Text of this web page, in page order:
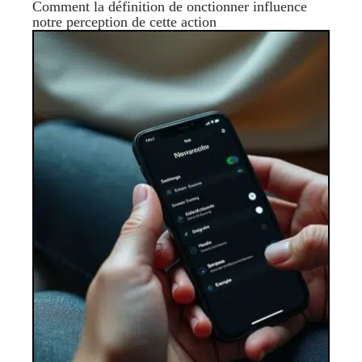
Comment la définition de onctionner influence
notre perception de cette action